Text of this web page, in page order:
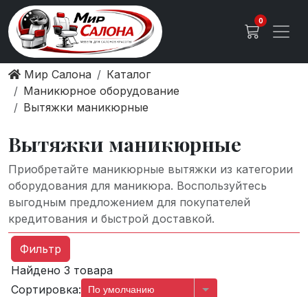
0
Мир Салона
Каталог
Маникюрное оборудование
Вытяжки маникюрные
Вытяжки маникюрные
Приобретайте маникюрные вытяжки из категории
оборудования для маникюра. Воспользуйтесь
выгодным предложением для покупателей
кредитования и быстрой доставкой.
Фильтр
Найдено 3 товара
Сортировка:
По умолчанию